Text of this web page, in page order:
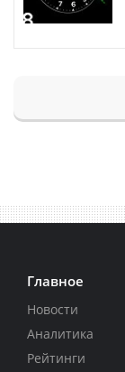
Главное
Новости
Аналитика
Рейтинги